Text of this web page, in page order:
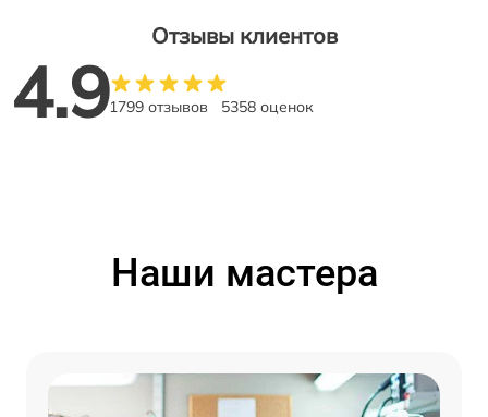
Отзывы клиентов
4.91799 отзывов 5358 оценок
Наши мастера